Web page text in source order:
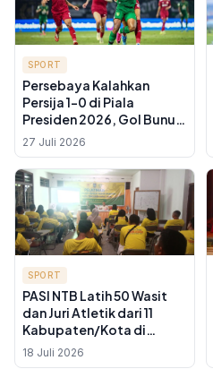
SPORT
Persebaya Kalahkan
Persija 1-0 di Piala
Presiden 2026, Gol Bunuh
Diri Pankov Bawa Tiga
Poin
27 Juli 2026
SPORT
PASI NTB Latih 50 Wasit
dan Juri Atletik dari 11
Kabupaten/Kota di
Mataram, Target Standar
World Athletics
18 Juli 2026